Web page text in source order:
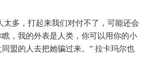
太多，打起来我们对付不了，可能还会
，我的外表是人类，你可以用你的小
盟的人去把她骗过来。” 拉卡玛尔也